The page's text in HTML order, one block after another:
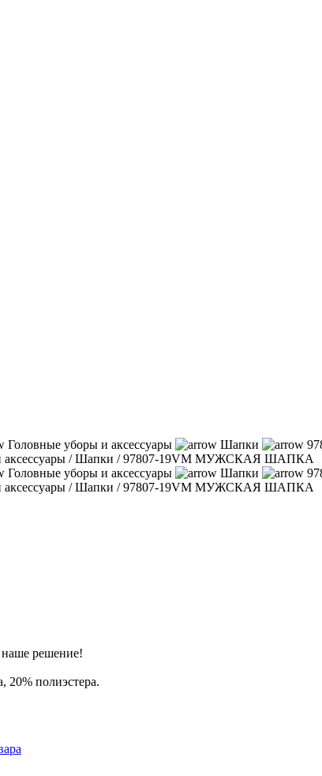
Головные уборы и аксессуары Шапки
/Шапки /97807-19VM МУЖСКАЯ ШАПКА
Головные уборы и аксессуары Шапки
/Шапки /97807-19VM МУЖСКАЯ ШАПКА
наше решение!
20% полиэстера.